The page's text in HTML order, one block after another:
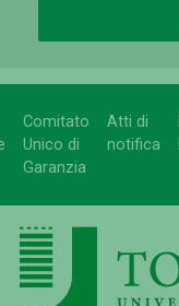
Comitato
Unico di
Garanzia
Atti di
notifica